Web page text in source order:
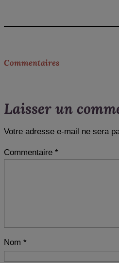
Commentaires
Laisser un
Votre adresse e-mail ne sera
Commentaire *
Nom *